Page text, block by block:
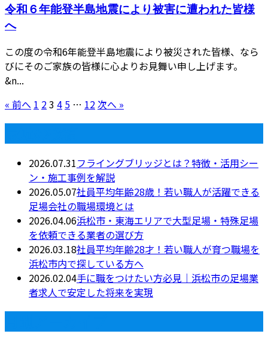
令和６年能登半島地震により被害に遭われた皆様
へ
この度の令和6年能登半島地震により被災された皆様、なら
びにそのご家族の皆様に心よりお見舞い申し上げます。
&n...
« 前へ 1 23 4 5 … 12次へ »
2026.07.31フライングブリッジとは？特徴・活用シー
ン・施工事例を解説
2026.05.07社員平均年齢28歳！若い職人が活躍できる
足場会社の職場環境とは
2026.04.06浜松市・東海エリアで大型足場・特殊足場
を依頼できる業者の選び方
2026.03.18社員平均年齢28才！若い職人が育つ職場を
浜松市内で探している方へ
2026.02.04手に職をつけたい方必見｜浜松市の足場業
者求人で安定した将来を実現